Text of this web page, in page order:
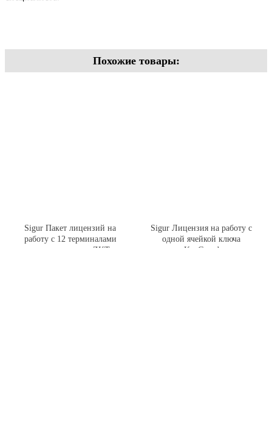
Похожие товары:
Sigur Пакет лицензий на
работу с 12 терминалами
распознавания лиц ZKTeco
Sigur Лицензия на работу с
одной ячейкой ключа
KeyGuard